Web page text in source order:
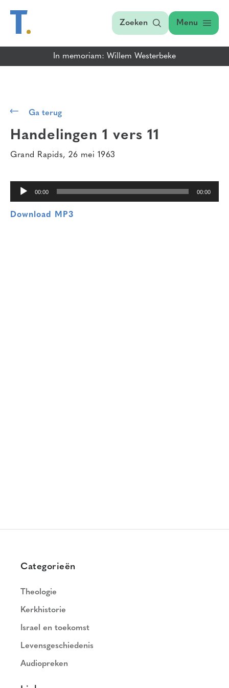
Zoeken Menu
In memoriam: Willem Westerbeke
Ga terug
Handelingen 1 vers 11
Grand Rapids, 26 mei 1963
00:00 00:00
Download MP3
Categorieën
Theologie
Kerkhistorie
Israel en toekomst
Levensgeschiedenis
Audiopreken